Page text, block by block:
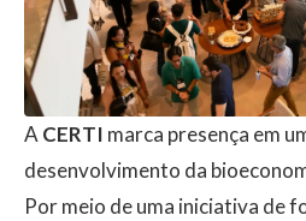
ACERTI marca presença em
desenvolvimento da
Por meio de uma iniciativa de